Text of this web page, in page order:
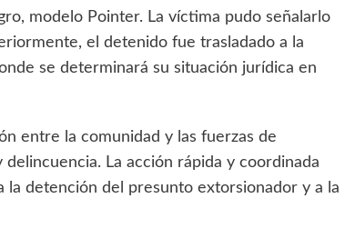
modelo Pointer. La víctima pudo señalarlo
el detenido fue trasladado a la
se determinará su situación jurídica en
entre la comunidad y las fuerzas de
La acción rápida y coordinada
detención del presunto extorsionador y a la